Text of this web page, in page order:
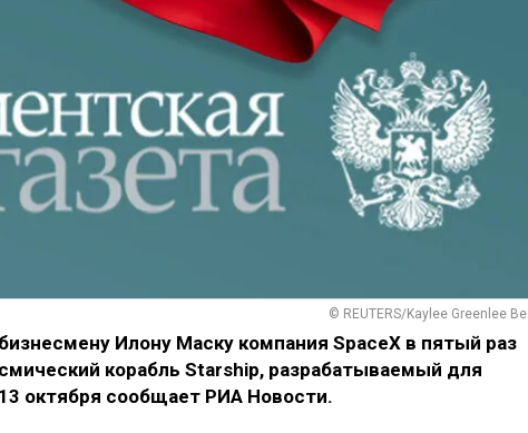
© REUTERS/Kaylee Greenlee
Илону Маску компания SpaceX в пятый раз
корабль Starship, разрабатываемый для
октября сообщает РИА Новости.